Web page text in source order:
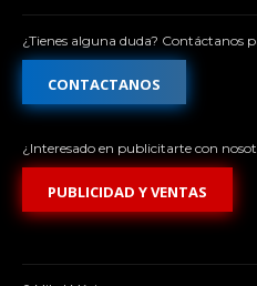
¿Tienes alguna duda? Contáctanos
CONTACTANOS
¿Interesado en publicitarte con
PUBLICIDAD Y VENTAS